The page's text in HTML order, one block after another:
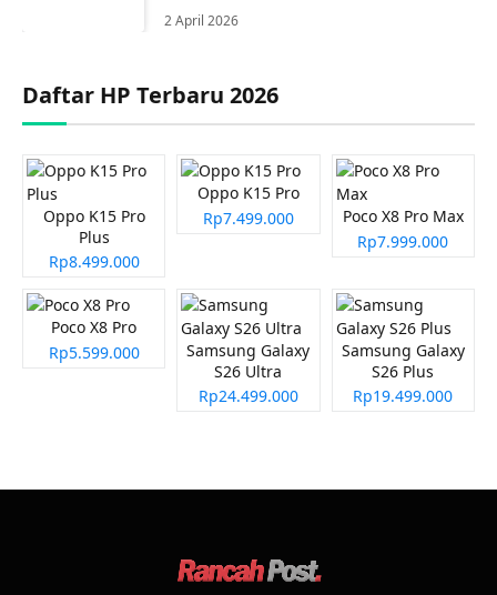
2 April 2026
Daftar HP Terbaru 2026
Oppo K15 Pro
Plus
Rp8.499.000
Oppo K15 Pro
Rp7.499.000
Poco X8 Pro Max
Rp7.999.000
Poco X8 Pro
Rp5.599.000
Samsung Galaxy
S26 Ultra
Rp24.499.000
Samsung Galaxy
S26 Plus
Rp19.499.000